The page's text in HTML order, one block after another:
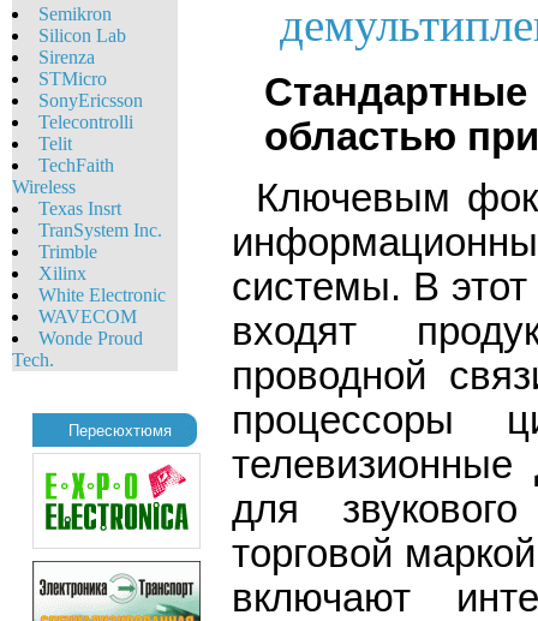
Semikron
Silicon Lab
Sirenza
STMicro
SonyEricsson
Telecontrolli
Telit
TechFaith
Wireless
Texas Insrt
TranSystem Inc.
Trimble
Xilinx
White Eleсtronic
WAVECOM
Wonde Proud
Tech.
Пересюхтюмя
Стандартные
областью
Ключевым
системы. В
входят
проводной
процессоры
для
торговой
включают